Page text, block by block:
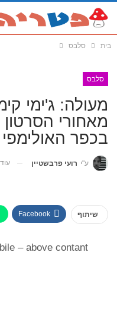
בית סלבס
סלבס
מעולה: ג'ימי
מאחורי
בכפר האולימפי
ע"י רועי פרבשטיין
שיתוף Facebook